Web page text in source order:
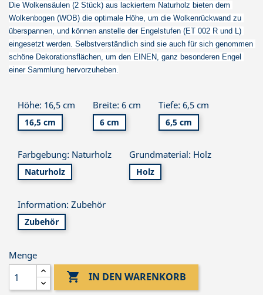
Die Wolkensäulen (2 Stück) aus lackiertem Naturholz bieten dem
Wolkenbogen (WOB) die optimale Höhe, um die Wolkenrückwand zu
überspannen, und können anstelle der Engelstufen (ET 002 R und L)
eingesetzt werden. Selbstverständlich sind sie auch für sich genommen
schöne Dekorationsflächen, um den EINEN, ganz besonderen Engel
einer Sammlung hervorzuheben.
Höhe: 16,5 cm
16,5 cm
Breite: 6 cm
6 cm
Tiefe: 6,5 cm
6,5 cm
Farbgebung: Naturholz
Naturholz
Grundmaterial: Holz
Holz
Information: Zubehör
Zubehör
Menge
 IN DEN WARENKORB